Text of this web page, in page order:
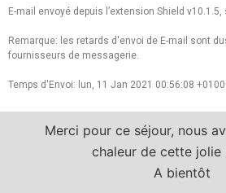
E-mail envoyé depuis l’extension Shield
Remarque: les retards d'envoi de E-mail sont
fournisseurs de messagerie.
Temps d'Envoi: lun, 11 Jan 2021 00:56:08 +0100
Merci pour ce séjour, nous
chaleur de cette jolie
A bientôt